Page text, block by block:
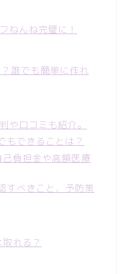
ねんね完璧に！
誰でも簡単に作れ
や口コミも紹介。
もできることは？
負担金や高額医療
すべきこと、予防策
れる？